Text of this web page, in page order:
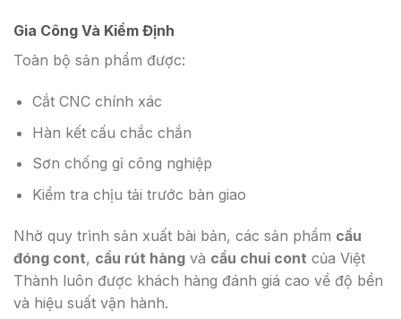
Gia Công Và Kiểm Định
Toàn bộ sản phẩm được:
Cắt CNC chính xác
Hàn kết cấu chắc chắn
Sơn chống gỉ công nghiệp
Kiểm tra chịu tải trước bàn giao
Nhờ quy trình sản xuất bài bản, các sản phẩm cầu
đóng cont, cầu rút hàng và cầu chui cont của Việt
Thành luôn được khách hàng đánh giá cao về độ bền
và hiệu suất vận hành.